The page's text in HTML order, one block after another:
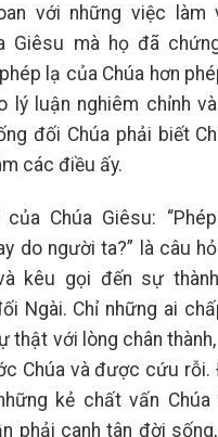
với những việc làm
Giêsu mà họ đã
lạ của Chúa hơn
lý luận nghiêm chỉnh
đối Chúa phải biết
các điều ấy.
Chúa Giêsu:
do người ta?” là câu
kêu gọi đến sự
Ngài. Chỉ những ai
thật với lòng chân
Chúa và được cứu rỗi.
kẻ chất vấn Chúa
phải canh tân đời